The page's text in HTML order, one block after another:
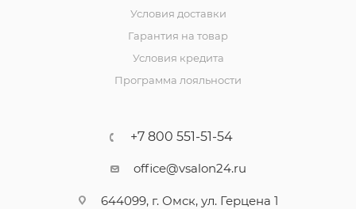
Условия доставки
Гарантия на товар
Условия кредита
Программа лояльности
+7 800 551-51-54
office@vsalon24.ru
644099, г. Омск, ул. Герцена 1